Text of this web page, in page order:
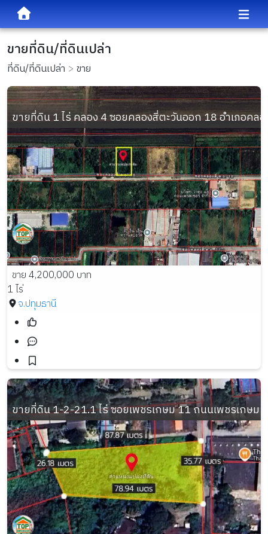
ขายที่ดิน/ที่ดินเปล่า
ที่ดิน/ที่ดินเปล่า ขาย
ขายที่ดิน 1 ไร่ คลอง 4 ซอยคลองสี่ตะวันออก 18 อำเภอคล
ขาย 4,200,000 บาท
1 ไร่
จ.ปทุมธานี
ขายที่ดิน 1-2-21.1 ไร่ ซอยเพชรเกษม 11 ถนนเพชรเกษม